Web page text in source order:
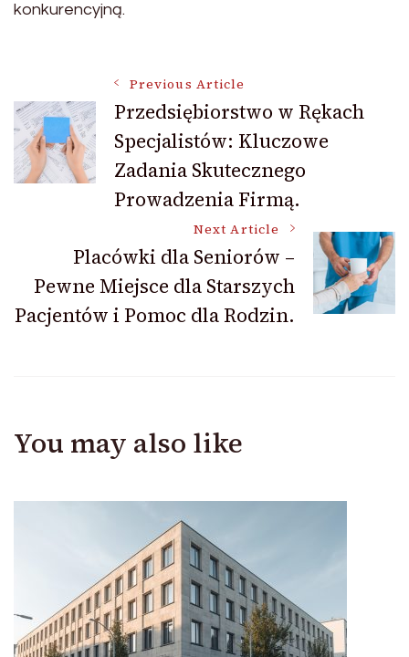
konkurencyjną.
Post
Navigation
Previous Article
Przedsiębiorstwo w Rękach
Specjalistów: Kluczowe
Zadania Skutecznego
Prowadzenia Firmą.
Next Article
Placówki dla Seniorów –
Pewne Miejsce dla Starszych
Pacjentów i Pomoc dla Rodzin.
You may also like